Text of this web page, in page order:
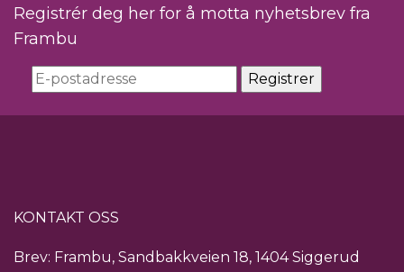
Registrér deg her for å motta nyhetsbrev fra
Frambu
KONTAKT OSS
Brev: Frambu, Sandbakkveien 18, 1404 Siggerud